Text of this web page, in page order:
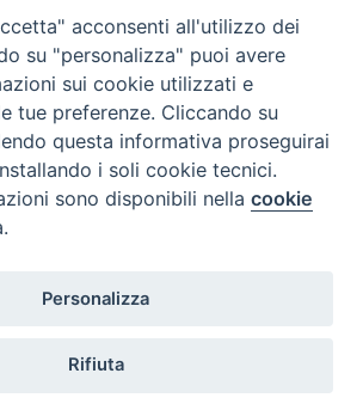
delle Aggregazioni Laicali di Castellaneta
Archivio comunicati stampa
© Diocesi di Castellaneta
acconsenti all'utilizzo dei
su "personalizza" puoi avere
sui cookie utilizzati e
tue preferenze. Cliccando su
questa informativa proseguirai
i soli cookie tecnici.
sono disponibili nellacookie
Personalizza
Rifiuta